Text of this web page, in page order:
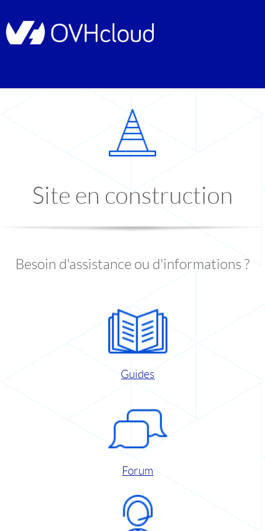
Site en construction
Besoin d'assistance ou d'informations ?
Guides
Forum